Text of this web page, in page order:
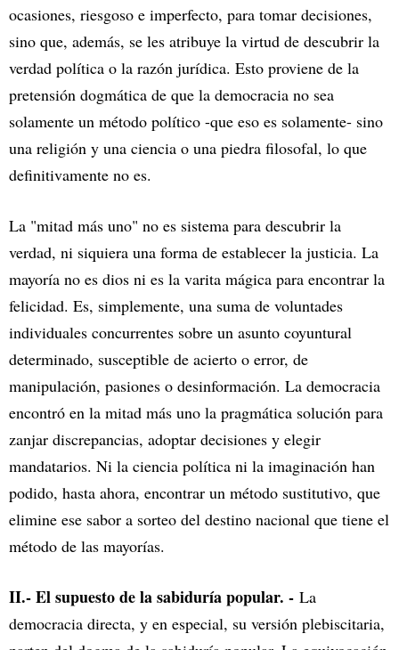
ocasiones, riesgoso e imperfecto, para tomar decisiones,
sino que, además, se les atribuye la virtud de descubrir la
verdad política o la razón jurídica. Esto proviene de la
pretensión dogmática de que la democracia no sea
solamente un método político -que eso es solamente- sino
una religión y una ciencia o una piedra filosofal, lo que
definitivamente no es.
La "mitad más uno" no es sistema para descubrir la
verdad, ni siquiera una forma de establecer la justicia. La
mayoría no es dios ni es la varita mágica para encontrar la
felicidad. Es, simplemente, una suma de voluntades
individuales concurrentes sobre un asunto coyuntural
determinado, susceptible de acierto o error, de
manipulación, pasiones o desinformación. La democracia
encontró en la mitad más uno la pragmática solución para
zanjar discrepancias, adoptar decisiones y elegir
mandatarios. Ni la ciencia política ni la imaginación han
podido, hasta ahora, encontrar un método sustitutivo, que
elimine ese sabor a sorteo del destino nacional que tiene el
método de las mayorías.
II.- El supuesto de la sabiduría popular. - La
democracia directa, y en especial, su versión plebiscitaria,